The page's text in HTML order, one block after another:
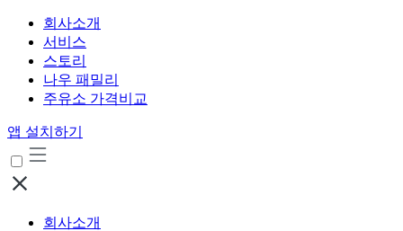
회사소개
서비스
스토리
나우 패밀리
주유소 가격비교
앱 설치하기
회사소개